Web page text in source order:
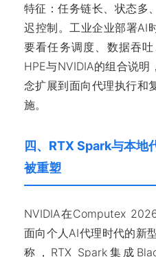
特征：任务链长、状态多
迟控制。工业企业部署AI
要看任务调度、数据吞吐
HPE与NVIDIA的组合说
念扩展到面向代理执行和
施。
四、RTX Spark与本地
被重塑
NVIDIA在Computex
面向个人AI代理时代的新
称，RTX Spark集成